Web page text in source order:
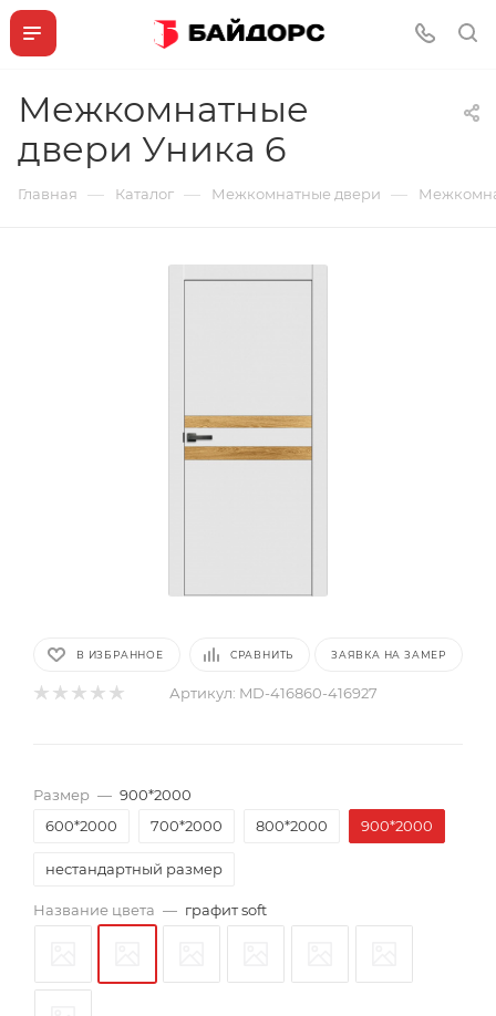
Межкомнатные
двери Уника 6
Главная — Каталог — Межкомнатные двери —
В ИЗБРАННОЕ СРАВНИТЬ ЗАЯВКА НА ЗАМЕР
Артикул: MD-416860-416927
Размер — 900*2000
600*2000
700*2000 800*2000 900*2000
нестандартный размер
Название цвета — графит soft